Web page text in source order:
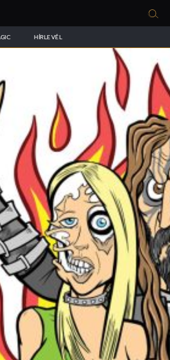
HÍRLEVÉL